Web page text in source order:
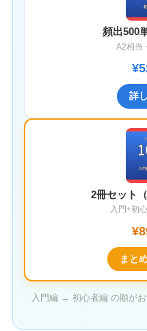
頻出500
A2相当
詳
2冊セット
入門+初
まと
入門編 → 初心者編 の順が